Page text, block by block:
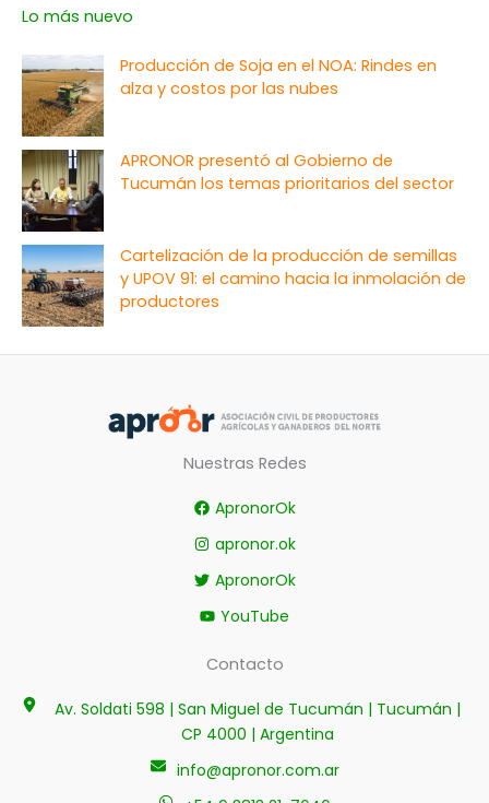
Lo más nuevo
Producción de Soja en el NOA: Rindes en
alza y costos por las nubes
APRONOR presentó al Gobierno de
Tucumán los temas prioritarios del sector
Cartelización de la producción de semillas
y UPOV 91: el camino hacia la inmolación de
productores
Nuestras Redes
ApronorOk
apronor.ok
ApronorOk
YouTube
Contacto
Av. Soldati 598 | San Miguel de Tucumán | Tucumán |
CP 4000 | Argentina
info@apronor.com.ar